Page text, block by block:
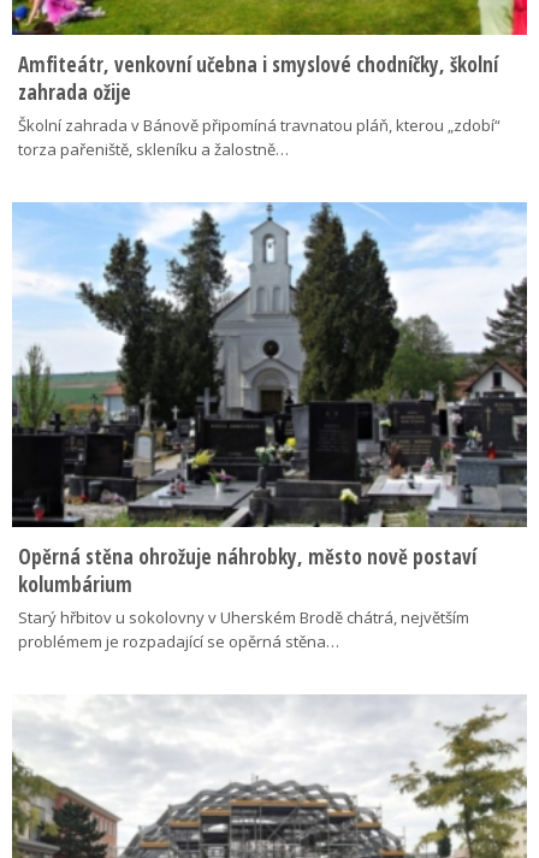
Amfiteátr, venkovní učebna i smyslové chodníčky, školní
zahrada ožije
Školní zahrada v Bánově připomíná travnatou pláň, kterou „zdobí“
torza pařeniště, skleníku a žalostně…
Opěrná stěna ohrožuje náhrobky, město nově postaví
kolumbárium
Starý hřbitov u sokolovny v Uherském Brodě chátrá, největším
problémem je rozpadající se opěrná stěna…